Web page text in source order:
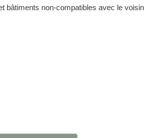
bâtiments non-compatibles avec le